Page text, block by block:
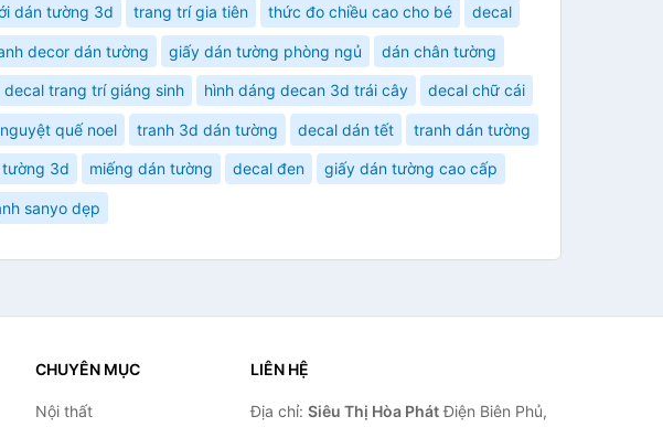
dán tường 3d trang trí gia tiên thức đo chiều cao cho bé decal
decor dán tường giấy dán tường phòng ngủ dán chân tường
decal trang trí giáng sinh hình dáng decan 3d trái cây decal chữ cái
quế noel tranh 3d dán tường decal dán tết tranh dán tường
3d miếng dán tường decal đen giấy dán tường cao cấp
sanyo dẹp
CHUYÊN MỤC
Nội thất
LIÊN HỆ
Địa chỉ: Siêu Thị Hòa PhátĐiện Biên Phủ,